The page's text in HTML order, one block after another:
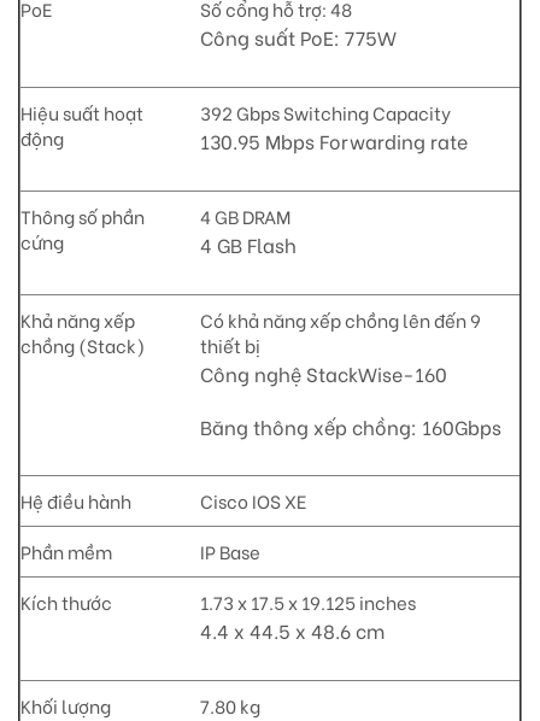
PoE Số cổng hỗ trợ: 48
Công suất PoE: 775W
Hiệu suất hoạt
động
392 Gbps Switching Capacity
130.95 Mbps Forwarding rate
Thông số phần
cứng
4 GB DRAM
4 GB Flash
Khả năng xếp
chồng (Stack)
Có khả năng xếp chồng lên đến 9
thiết bị
Công nghệ StackWise-160
Băng thông xếp chồng: 160Gbps
Hệ điều hành
Cisco IOS XE
Phần mềm
IP Base
Kích thước
1.73 x 17.5 x 19.125 inches
4.4 x 44.5 x 48.6 cm
Khối lượng
7.80 kg